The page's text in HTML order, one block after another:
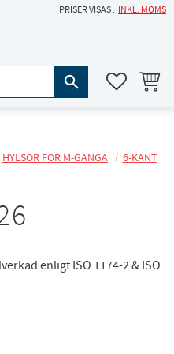
PRISER VISAS INKL. MOMS
HYLSOR FÖR M-GÄNGA
6-KANT
enligt ISO 1174-2 & ISO